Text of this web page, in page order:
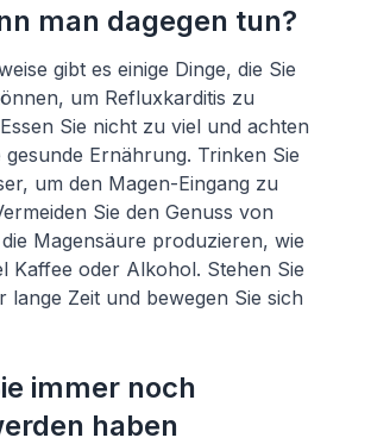
man dagegen tun?
gibt es einige Dinge, die Sie
um Refluxkarditis zu
Sie nicht zu viel und achten
gesunde Ernährung. Trinken Sie
um den Magen-Eingang zu
Sie den Genuss von
Magensäure produzieren, wie
Kaffee oder Alkohol. Stehen Sie
lange Zeit und bewegen Sie sich
immer noch
haben